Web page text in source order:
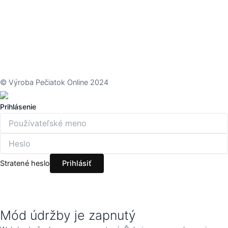
Mód údržby je zapnutý
© Výroba Pečiatok Online 2024
Prihlásenie
Stratené heslo